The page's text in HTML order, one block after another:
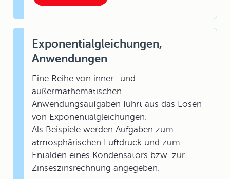
Exponentialgleichungen,
Anwendungen
Eine Reihe von inner- und
außermathematischen
Anwendungsaufgaben führt aus das Lösen
von Exponentialgleichungen.
Als Beispiele werden Aufgaben zum
atmosphärischen Luftdruck und zum
Entalden eines Kondensators bzw. zur
Zinseszinsrechnung angegeben.